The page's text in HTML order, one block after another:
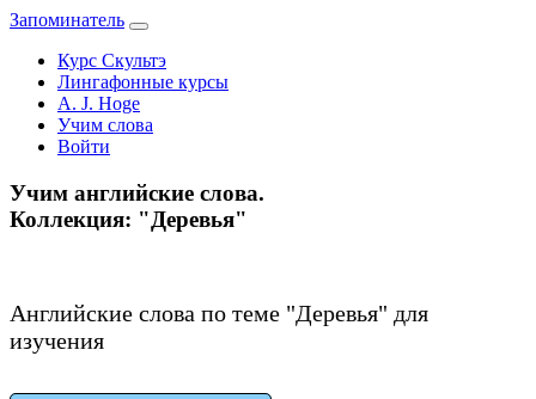
Запоминатель
Курс Скультэ
Лингафонные курсы
A. J. Hoge
Учим слова
Войти
Учим английские слова.
Коллекция: "Деревья"
Английские слова по теме "Деревья" для
изучения